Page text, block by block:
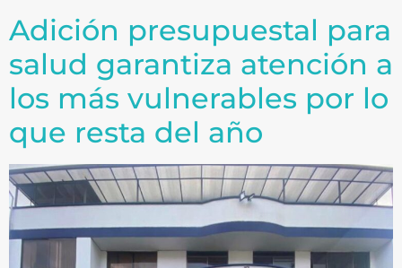
Adición presupuestal para
salud garantiza atención a
los más vulnerables por lo
que resta del año